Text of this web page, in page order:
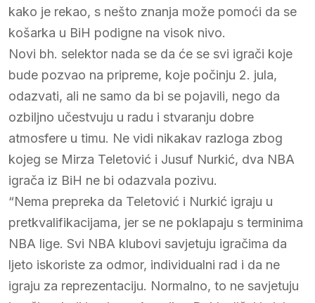
kako je rekao, s nešto znanja može pomoći da se
košarka u BiH podigne na visok nivo.
Novi bh. selektor nada se da će se svi igrači koje
bude pozvao na pripreme, koje počinju 2. jula,
odazvati, ali ne samo da bi se pojavili, nego da
ozbiljno učestvuju u radu i stvaranju dobre
atmosfere u timu. Ne vidi nikakav razloga zbog
kojeg se Mirza Teletović i Jusuf Nurkić, dva NBA
igrača iz BiH ne bi odazvala pozivu.
“Nema prepreka da Teletović i Nurkić igraju u
pretkvalifikacijama, jer se ne poklapaju s terminima
NBA lige. Svi NBA klubovi savjetuju igračima da
ljeto iskoriste za odmor, individualni rad i da ne
igraju za reprezentaciju. Normalno, to ne savjetuju